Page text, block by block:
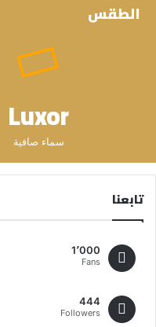
الطقس
Luxor
سماء صافية
تابعنا
1٬000
Fans
444
Followers